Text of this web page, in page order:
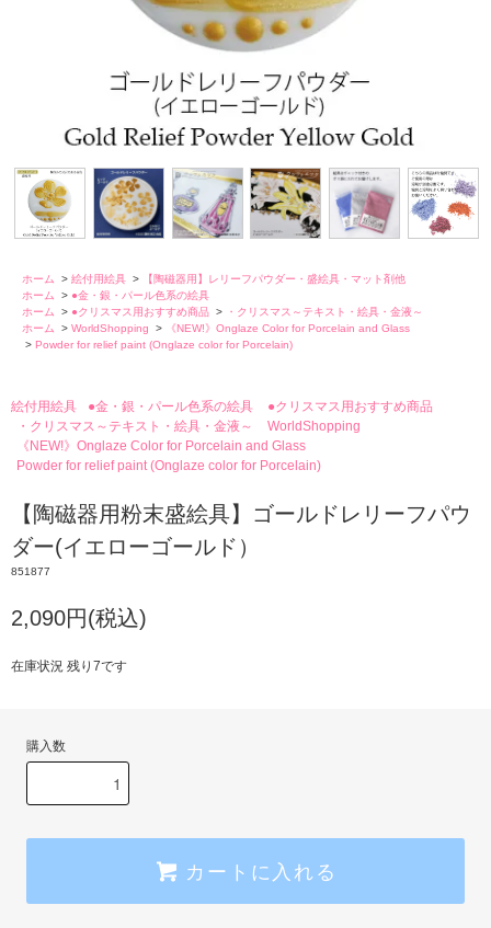
ホーム > 絵付用絵具 >
【陶磁器用】レリーフパウダー・盛絵具・マット剤他
ホーム
> ●金・銀・パール色系の絵具
ホーム
> ●クリスマス用おすすめ商品 >
・クリスマス～テキスト・絵具・金液～
ホーム
> WorldShopping >
《NEW!》Onglaze Color for Porcelain and Glass
> Powder for relief paint (Onglaze color for Porcelain)
絵付用絵具 ●金・銀・パール色系の絵具
●クリスマス用おすすめ商品
・クリスマス～テキスト・絵具・金液～
WorldShopping
《NEW!》Onglaze Color for Porcelain and Glass
Powder for relief paint (Onglaze color for Porcelain)
【陶磁器用粉末盛絵具】ゴールドレリーフパウ
ダー(イエローゴールド）
851877
2,090円(税込)
在庫状況 残り7です
購入数
カートに入れる